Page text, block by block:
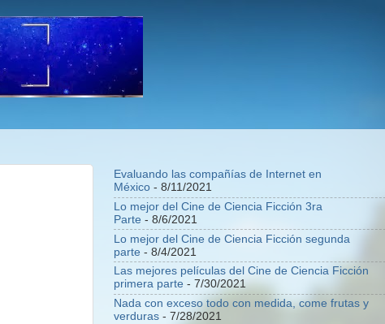
Evaluando las compañías de Internet en
México - 8/11/2021
Lo mejor del Cine de Ciencia Ficción 3ra
Parte - 8/6/2021
Lo mejor del Cine de Ciencia Ficción segunda
parte - 8/4/2021
Las mejores películas del Cine de Ciencia Ficción
primera parte - 7/30/2021
Nada con exceso todo con medida, come frutas y
verduras - 7/28/2021